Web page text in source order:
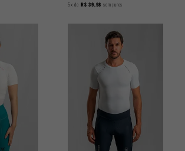
5x de R$ 39,98 sem juros